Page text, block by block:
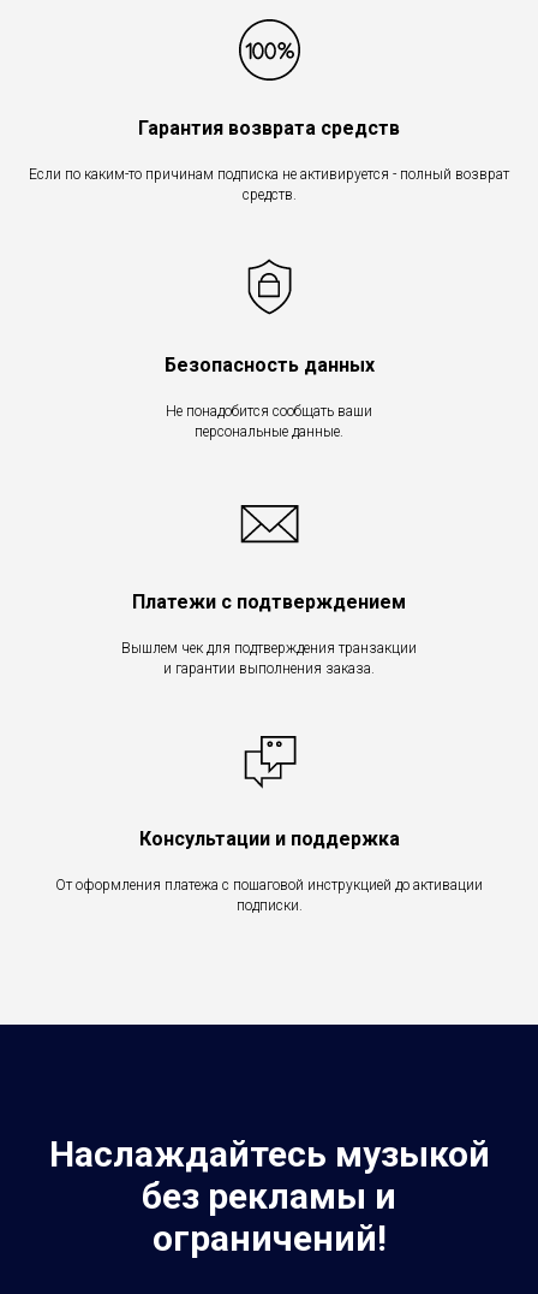
Гарантия возврата средств
Если по каким-то причинам подписка не активируется - полный возврат
средств.
Безопасность данных
Не понадобится сообщать ваши
персональные данные.
Платежи с подтверждением
Вышлем чек для подтверждения транзакции
и гарантии выполнения заказа.
Консультации и поддержка
От оформления платежа с пошаговой инструкцией до активации
подписки.
Наслаждайтесь музыкой
без рекламы и
ограничений!